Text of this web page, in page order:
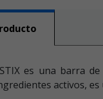
es una barra
activos,